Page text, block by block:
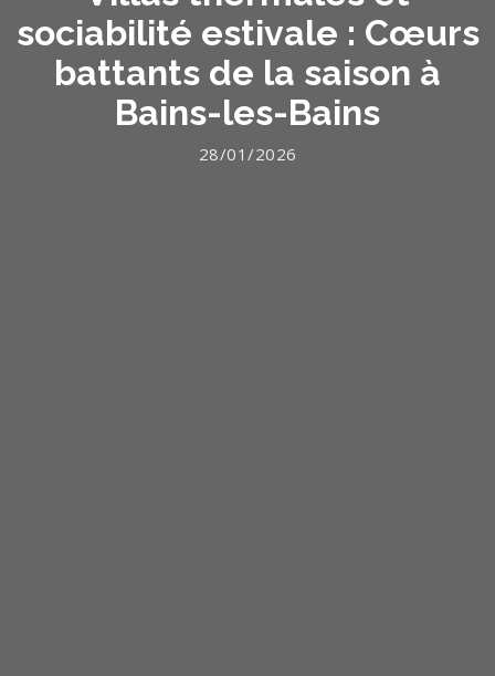
sociabilité estivale : Cœurs
battants de la saison à
Bains-les-Bains
28/01/2026